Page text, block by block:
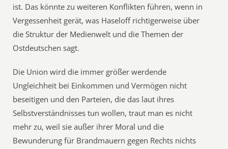
ist. Das könnte zu weiteren Konflikten führen, wenn in
Vergessenheit gerät, was Haseloff richtigerweise über
die Struktur der Medienwelt und die Themen der
Ostdeutschen sagt.
Die Union wird die immer größer werdende
Ungleichheit bei Einkommen und Vermögen nicht
beseitigen und den Parteien, die das laut ihres
Selbstverständnisses tun wollen, traut man es nicht
mehr zu, weil sie außer ihrer Moral und die
Bewunderung für Brandmauern gegen Rechts nichts